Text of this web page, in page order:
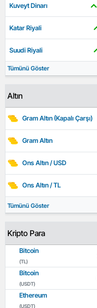
Kuveyt Dinarı
Katar Riyali
Suudi Riyali
Tümünü Göster
Altın
Gram Altın (Kapalı Çarşı)
Gram Altın
Ons Altın / USD
Ons Altın / TL
Tümünü Göster
Kripto Para
Bitcoin
(TL)
Bitcoin
(USDT)
Ethereum
(USDT)